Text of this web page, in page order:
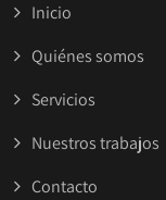
Inicio
Quiénes somos
Servicios
Nuestros trabajos
Contacto